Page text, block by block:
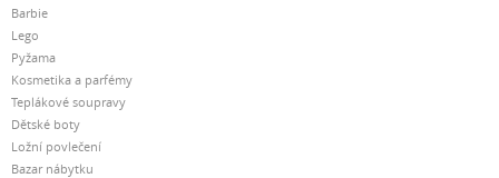
Barbie
Lego
Pyžama
Kosmetika a parfémy
Teplákové soupravy
Dětské boty
Ložní povlečení
Bazar nábytku